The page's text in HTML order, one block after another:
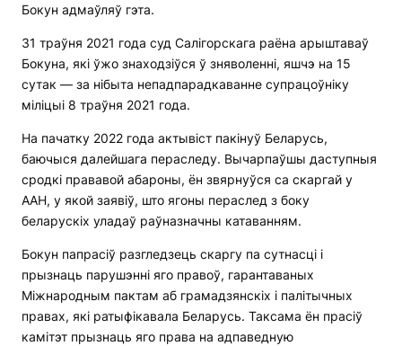
Бокун адмаўляў гэта.
31 траўня 2021 года суд Салігорскага раёна арыштаваў
Бокуна, які ўжо знаходзіўся ў зняволенні, яшчэ на 15
сутак — за нібыта непадпарадкаванне супрацоўніку
міліцыі 8 траўня 2021 года.
На пачатку 2022 года актывіст пакінуў Беларусь,
баючыся далейшага пераследу. Вычарпаўшы даступныя
сродкі прававой абароны, ён звярнуўся са скаргай у
ААН, у якой заявіў, што ягоны пераслед з боку
беларускіх уладаў раўназначны катаванням.
Бокун папрасіў разгледзець скаргу па сутнасці і
прызнаць парушэнні яго правоў, гарантаваных
Міжнародным пактам аб грамадзянскіх і палітычных
правах, які ратыфікавала Беларусь. Таксама ён прасіў
камітэт прызнаць яго права на адпаведную